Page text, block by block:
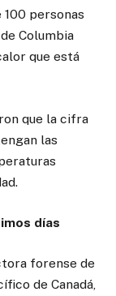
personas
Columbia
que está
que la cifra
las
días
forense de
de Canadá,